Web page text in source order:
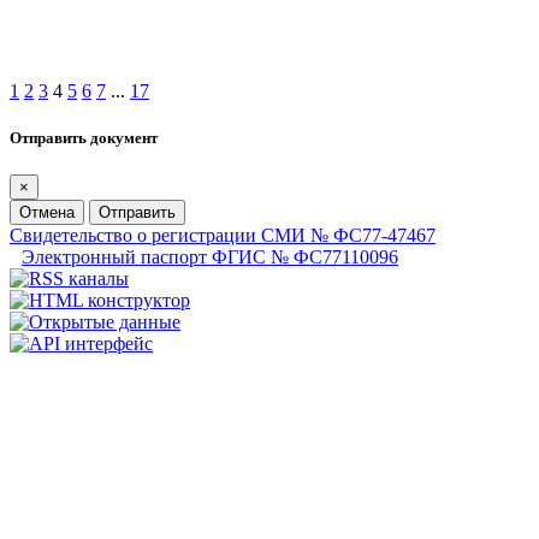
1 2 3 4 5 6 7 ... 17
Отправить документ
×
Отмена
Отправить
Свидетельство о регистрации СМИ № ФС77-47467
Электронный паспорт ФГИС № ФС77110096